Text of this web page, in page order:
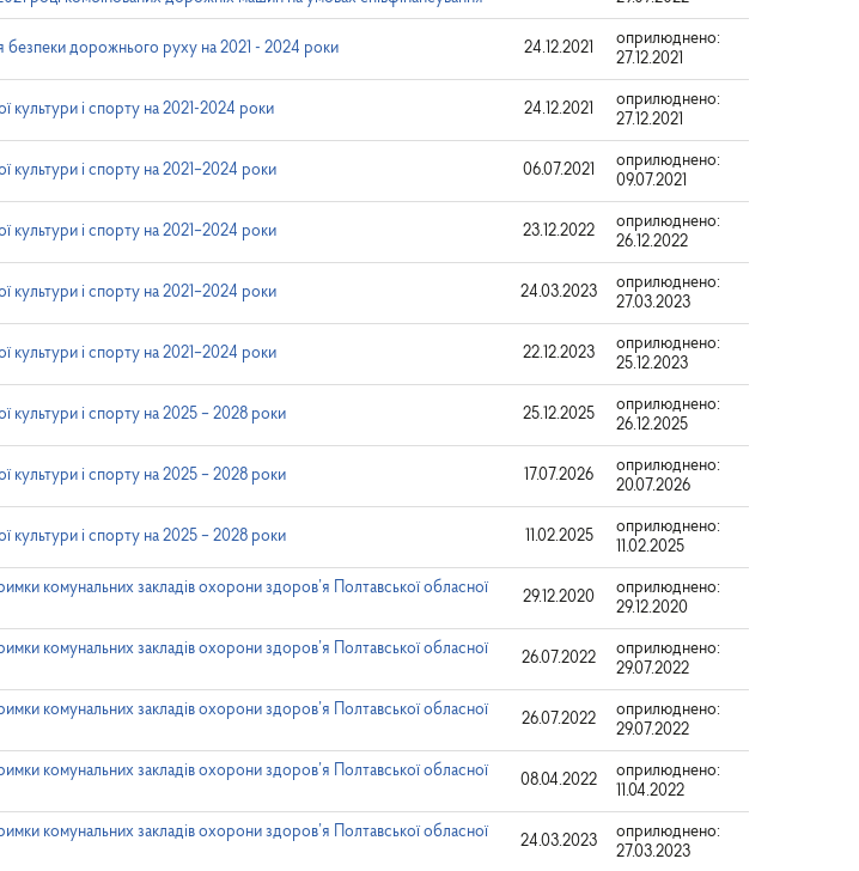
безпеки дорожнього руху на 2021 - 2024 роки 24.12.2021
оприлюднено:
27.12.2021
культури i спорту на 2021-2024 роки 24.12.2021
оприлюднено:
27.12.2021
культури і спорту на 2021–2024 роки 06.07.2021
оприлюднено:
09.07.2021
культури і спорту на 2021–2024 роки 23.12.2022
оприлюднено:
26.12.2022
культури і спорту на 2021–2024 роки 24.03.2023
оприлюднено:
27.03.2023
культури і спорту на 2021–2024 роки 22.12.2023
оприлюднено:
25.12.2023
культури і спорту на 2025 – 2028 роки 25.12.2025
оприлюднено:
26.12.2025
культури і спорту на 2025 – 2028 роки 17.07.2026
оприлюднено:
20.07.2026
культури і спорту на 2025 – 2028 роки 11.02.2025
оприлюднено:
11.02.2025
комунальних закладів охорони здоров’я Полтавської обласної
29.12.2020
оприлюднено:
29.12.2020
комунальних закладів охорони здоров’я Полтавської обласної
26.07.2022
оприлюднено:
29.07.2022
комунальних закладів охорони здоров’я Полтавської обласної
26.07.2022
оприлюднено:
29.07.2022
комунальних закладів охорони здоров’я Полтавської обласної
08.04.2022
оприлюднено:
11.04.2022
комунальних закладів охорони здоров’я Полтавської обласної
24.03.2023
оприлюднено:
27.03.2023